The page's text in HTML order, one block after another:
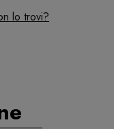
lo trovi?